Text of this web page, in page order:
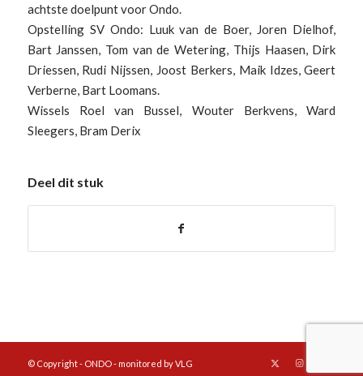
achtste doelpunt voor Ondo.
Opstelling SV Ondo: Luuk van de Boer, Joren Dielhof,
Bart Janssen, Tom van de Wetering, Thijs Haasen, Dirk
Driessen, Rudi Nijssen, Joost Berkers, Maik Idzes, Geert
Verberne, Bart Loomans.
Wissels Roel van Bussel, Wouter Berkvens, Ward
Sleegers, Bram Derix
Deel dit stuk
© Copyright - ONDO - monitored by VLG